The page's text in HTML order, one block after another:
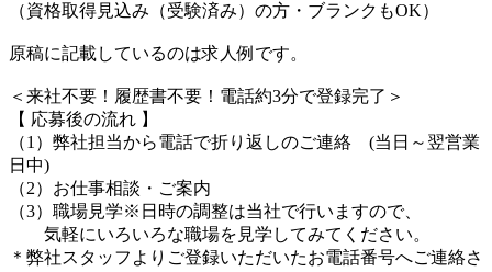
（資格取得見込み（受験済み）の方・ブランクもOK）
原稿に記載しているのは求人例です。
＜来社不要！履歴書不要！電話約3分で登録完了＞
【 応募後の流れ 】
（1）弊社担当から電話で折り返しのご連絡 (当日～翌営業
日中)
（2）お仕事相談・ご案内
（3）職場見学※日時の調整は当社で行いますので、
気軽にいろいろな職場を見学してみてください。
＊弊社スタッフよりご登録いただいたお電話番号へご連絡さ